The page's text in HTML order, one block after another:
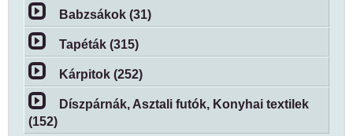
Babzsákok (31)
Tapéták (315)
Kárpitok (252)
Díszpárnák, Asztali futók, Konyhai textilek
(152)